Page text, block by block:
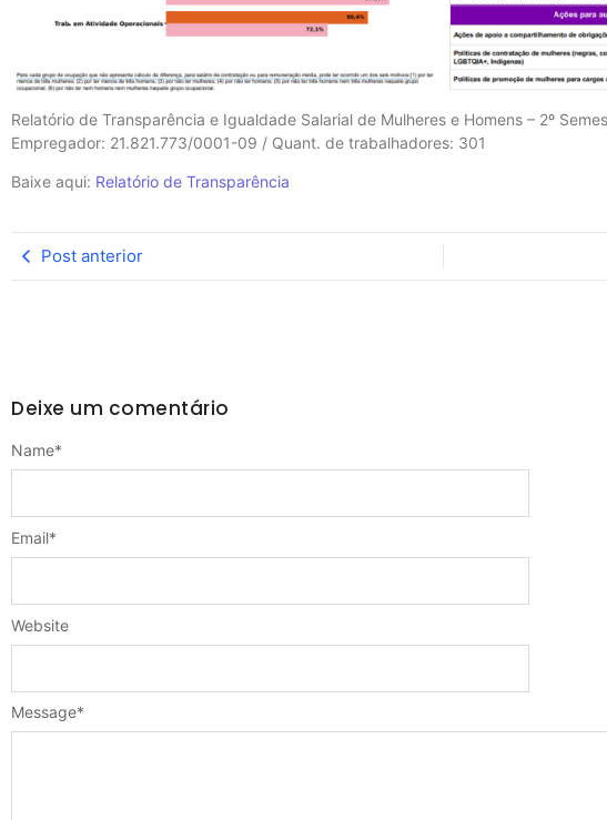
Relatório de Transparência e Igualdade Salarial de Mulheres e Homens – 2º
Empregador: 21.821.773/0001-09 / Quant. de trabalhadores: 301
Baixe aqui: Relatório de Transparência
Post anterior
Deixe um comentário
Message*
Name*
Email*
Website